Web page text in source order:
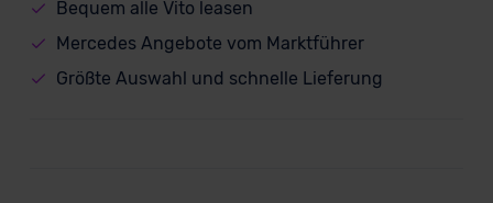
Bequem alle Vito leasen
Mercedes Angebote vom Marktführer
Größte Auswahl und schnelle Lieferung